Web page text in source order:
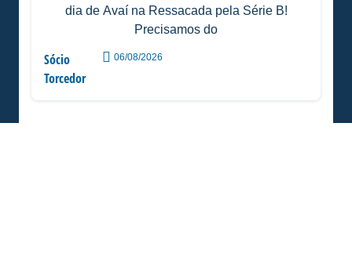
dia de Avaí na Ressacada pela Série B!
Precisamos do
Sócio
Torcedor
06/08/2026